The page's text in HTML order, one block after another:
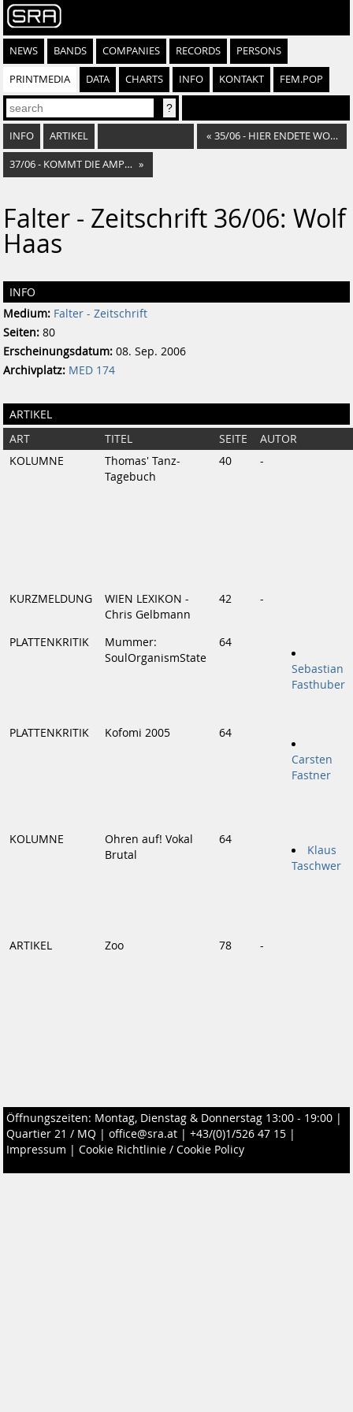
NEWS BANDS COMPANIES RECORDS PERSONS
PRINTMEDIA DATA CHARTS INFO KONTAKT FEM.POP
INFO ARTIKEL « 35/06 - HIER ENDETE WOLFGANG PRIKOPIL
37/06 - KOMMT DIE AMPEL? »
Falter - Zeitschrift 36/06: Wolf
Haas
INFO
Medium: Falter - Zeitschrift
Seiten: 80
Erscheinungsdatum: 08. Sep. 2006
Archivplatz: MED 174
ARTIKEL
ART TITEL SEITE
AUTOR
KOLUMNE
Thomas' Tanz-
Tagebuch
40 -
KURZMELDUNG
WIEN LEXIKON -
Chris Gelbmann
42 -
PLATTENKRITIK
Mummer:
SoulOrganismState
64
Sebastian
Fasthuber
PLATTENKRITIK Kofomi 2005
64
Carsten
Fastner
KOLUMNE
Ohren auf! Vokal
Brutal
64
Klaus
Taschwer
ARTIKEL Zoo 78 -
Öffnungszeiten: Montag, Dienstag & Donnerstag 13:00 - 19:00 |
Quartier 21 / MQ | office@sra.at | +43/(0)1/526 47 15 |
Impressum | Cookie Richtlinie / Cookie Policy